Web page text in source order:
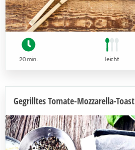
20 min. leicht
Gegrilltes Tomate-Mozzarella-Toast